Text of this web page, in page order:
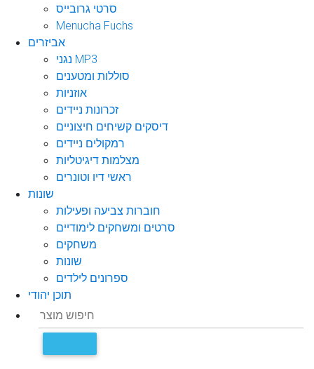
סרטי גרובייס
Menucha Fuchs
אביזרים
נגני MP3
סוללות ומטענים
אוזניות
זכרונות ניידים
דיסקים קשיחים חיצוניים
רמקולים ניידים
מצלמות דיגיטליות
ראשי דיו וטונרים
שונות
חוברות צביעה ופעילות
סרטים ומשחקים לימודיים
משחקים
שונות
ספרונים לילדים
תוכן יהודי